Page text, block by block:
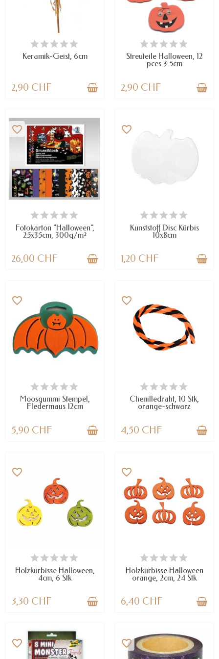
VERFÜGBAR
Keramik-Geist, 6cm
2,90 CHF
VERFÜGBAR
Streuteile Halloween, 12
pces 3.5cm
2,90 CHF
NUR NOCH WENIGE TEILE
VERFÜGBAR
favorite_border
Fotokarton "Halloween",
25x35cm, 300g/m²
26,00 CHF
VERFÜGBAR
favorite_border
Kunststoff Disc Kürbis
10x8cm
1,20 CHF
NUR NOCH WENIGE TEILE
VERFÜGBAR
favorite_border
Moosgummi Stempel,
Fledermaus 12cm
5,90 CHF
VERFÜGBAR
favorite_border
Chenilledraht, 10 Stk,
orange-schwarz
4,50 CHF
VERFÜGBAR
favorite_border
Holzkürbisse Halloween,
4cm, 6 Stk
3,30 CHF
VERFÜGBAR
favorite_border
Holzkürbisse Halloween
orange, 2cm, 24 Stk
6,40 CHF
favorite_border favorite_border